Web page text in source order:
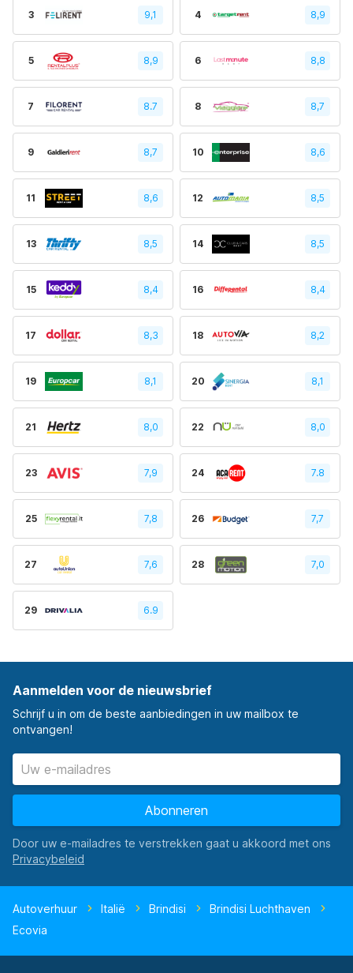
3 9,1 4 8,9
5 8,9 6 8,8
7 8.7 8 8,7
9 8,7 10 8,6
11 8,6 12 8,5
13 8,5 14 8,5
15 8,4 16 8,4
17 8,3 18 8,2
19 8,1 20 8,1
21 8,0 22 8,0
23 7,9 24 7.8
25 7,8 26 7,7
27 7,6 28 7,0
29 6.9
Aanmelden voor de nieuwsbrief
Schrijf u in om de beste aanbiedingen in uw mailbox te
ontvangen!
Abonneren
Door uw e-mailadres te verstrekken gaat u akkoord met ons
Autoverhuur Italië Brindisi
Brindisi Luchthaven
Ecovia